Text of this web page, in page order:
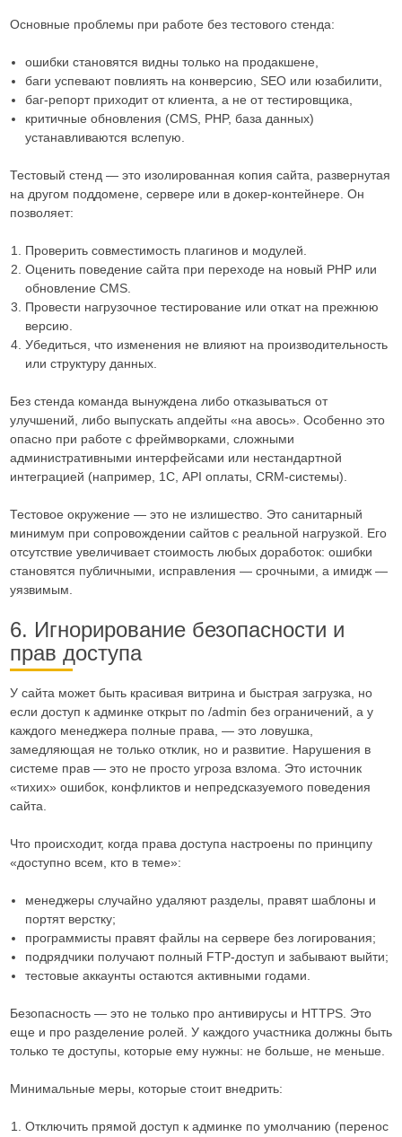
Основные проблемы при работе без тестового стенда:
ошибки становятся видны только на продакшене,
баги успевают повлиять на конверсию, SEO или юзабилити,
баг-репорт приходит от клиента, а не от тестировщика,
критичные обновления (CMS, PHP, база данных)
устанавливаются вслепую.
Тестовый стенд — это изолированная копия сайта, развернутая
на другом поддомене, сервере или в докер-контейнере. Он
позволяет:
Проверить совместимость плагинов и модулей.
Оценить поведение сайта при переходе на новый PHP или
обновление CMS.
Провести нагрузочное тестирование или откат на прежнюю
версию.
Убедиться, что изменения не влияют на производительность
или структуру данных.
Без стенда команда вынуждена либо отказываться от
улучшений, либо выпускать апдейты «на авось». Особенно это
опасно при работе с фреймворками, сложными
административными интерфейсами или нестандартной
интеграцией (например, 1С, API оплаты, CRM-системы).
Тестовое окружение — это не излишество. Это санитарный
минимум при сопровождении сайтов с реальной нагрузкой. Его
отсутствие увеличивает стоимость любых доработок: ошибки
становятся публичными, исправления — срочными, а имидж —
уязвимым.
6. Игнорирование безопасности и
прав доступа
У сайта может быть красивая витрина и быстрая загрузка, но
если доступ к админке открыт по /admin без ограничений, а у
каждого менеджера полные права, — это ловушка,
замедляющая не только отклик, но и развитие. Нарушения в
системе прав — это не просто угроза взлома. Это источник
«тихих» ошибок, конфликтов и непредсказуемого поведения
сайта.
Что происходит, когда права доступа настроены по принципу
«доступно всем, кто в теме»:
менеджеры случайно удаляют разделы, правят шаблоны и
портят верстку;
программисты правят файлы на сервере без логирования;
подрядчики получают полный FTP-доступ и забывают выйти;
тестовые аккаунты остаются активными годами.
Безопасность — это не только про антивирусы и HTTPS. Это
еще и про разделение ролей. У каждого участника должны быть
только те доступы, которые ему нужны: не больше, не меньше.
Минимальные меры, которые стоит внедрить:
Отключить прямой доступ к админке по умолчанию (перенос